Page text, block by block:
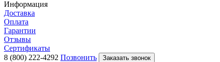
Информация
Доставка
Оплата
Гарантии
Отзывы
Сертификаты
8 (800) 222-4292 Позвонить Заказать звонок